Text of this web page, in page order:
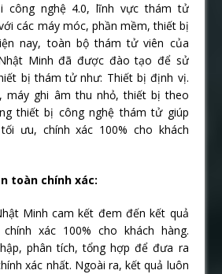
công nghệ 4.0, lĩnh vực thám tử
các máy móc, phần mềm, thiết bị
nay, toàn bộ thám tử viên của
Minh đã được đào tạo để sử
bị thám tử như: Thiết bị định vị.
máy ghi âm thu nhỏ, thiết bị theo
thiết bị công nghệ thám tử giúp
ưu, chính xác 100% cho khách
toàn chính xác:
Minh cam kết đem đến kết quả
xác 100% cho khách hàng.
phân tích, tổng hợp để đưa ra
xác nhất. Ngoài ra, kết quả luôn